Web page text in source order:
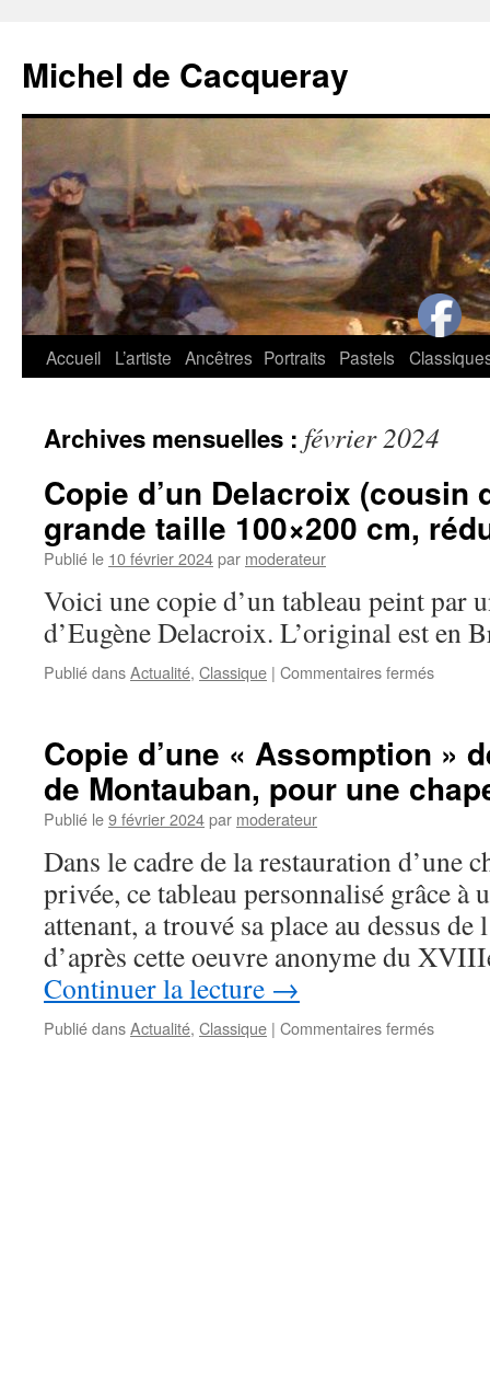
Michel de Cacqueray
Aller
contenu
Accueil L’artiste Ancêtres Portraits Pastels
Archives mensuelles : février 2024
Copie d’un Delacroix (cousin
grande taille 100×200 cm,
Publié le 10 février 2024par moderateur
Voici une copie d’un tableau peint par
d’Eugène Delacroix. L’original est en
Publié dansActualité, Classique | Commentaires ferméssur
(cousin
de
cm,
réduit
à
50×100
Copie d’une « Assomption »
de Montauban, pour une
Publié le9 février 2024par moderateur
Dans le cadre de la restauration d’une
privée, ce tableau personnalisé grâce à
attenant, a trouvé sa place au dessus
d’après cette oeuvre anonyme du
Continuer la lecture →
Publié dansActualité, Classique | Commentaires ferméssur